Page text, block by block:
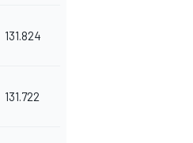
131.824
131.722